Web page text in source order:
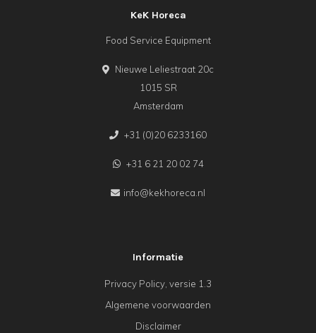
KeK Horeca
Food Service Equipment
Nieuwe Leliestraat 20c
1015 SR
Amsterdam
+31 (0)20 6233160
+31 6 21 20 02 74
info@kekhoreca.nl
Informatie
Privacy Policy, versie 1.3
Algemene voorwaarden
Disclaimer